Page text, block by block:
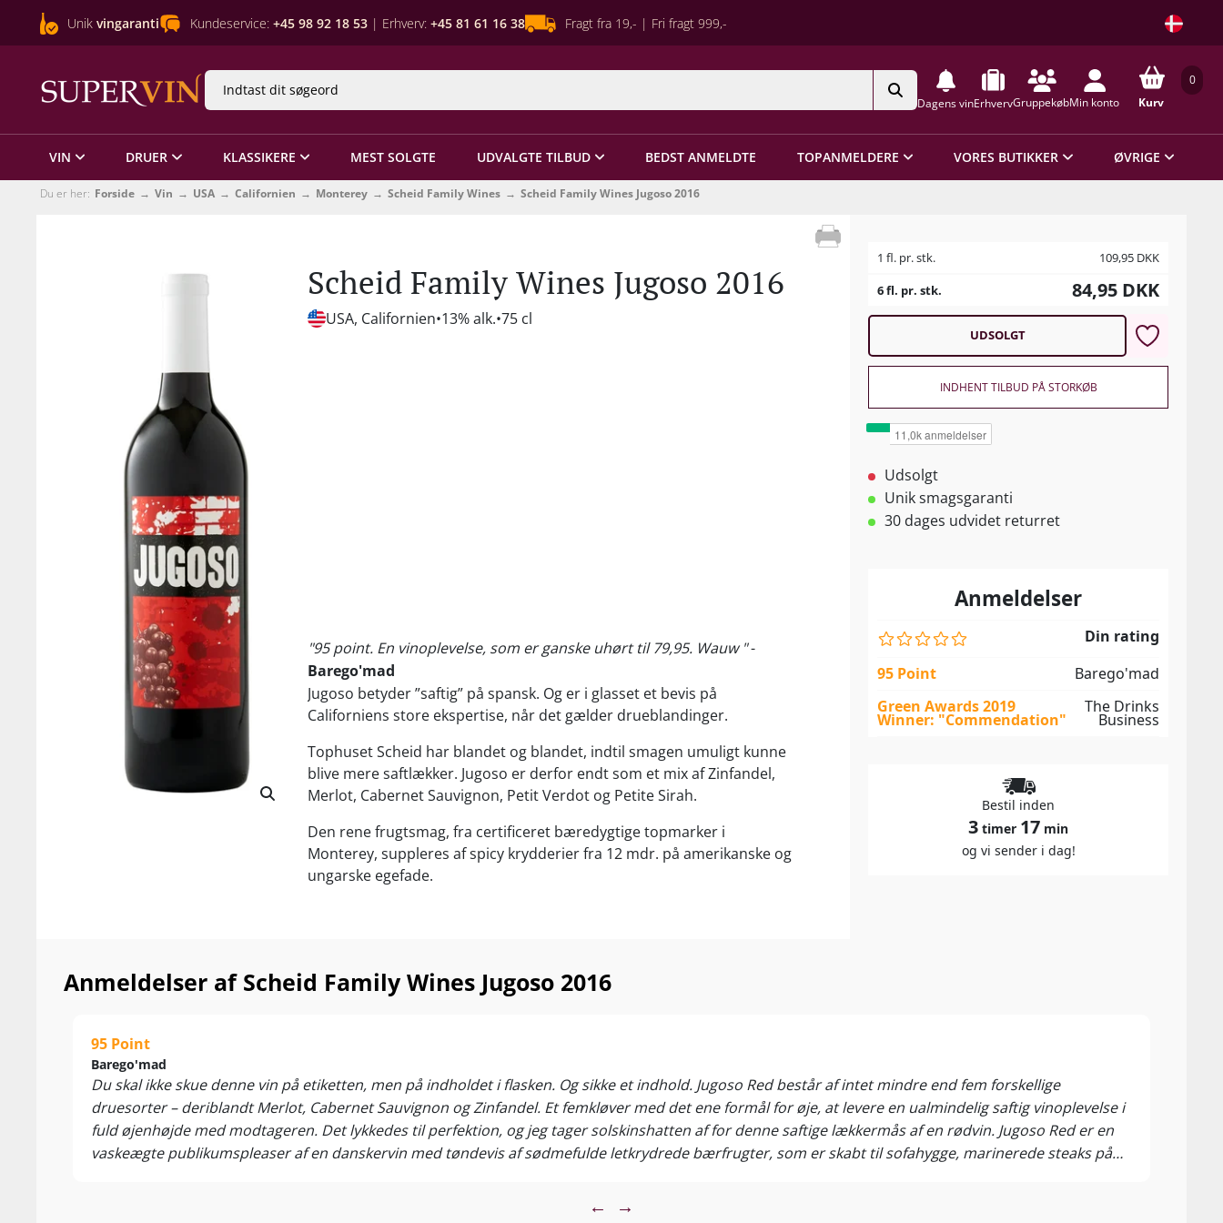
Unik vingaranti Kundeservice: +45 98 92 18 53 | Erhverv: +45 81 61 16 38 Fragt fra 19,- | Fri fragt 999,-
Dagens vinErhvervGruppekøbMin konto
0
Kurv
VIN DRUER KLASSIKERE MEST SOLGTE UDVALGTE TILBUD BEDST ANMELDTE TOPANMELDERE VORES BUTIKKER ØVRIGE
Du er her: Forside Vin USA Californien Monterey Scheid Family Wines Scheid Family Wines Jugoso 2016
Scheid Family Wines Jugoso 2016
USA, Californien 13% alk. 75 cl
"95 point. En vinoplevelse, som er ganske uhørt til 79,95. Wauw "-
Barego'mad
Jugoso betyder ”saftig” på spansk. Og er i glasset et bevis på
Californiens store ekspertise, når det gælder drueblandinger.
Tophuset Scheid har blandet og blandet, indtil smagen umuligt kunne
blive mere saftlækker. Jugoso er derfor endt som et mix af Zinfandel,
Merlot, Cabernet Sauvignon, Petit Verdot og Petite Sirah.
Den rene frugtsmag, fra certificeret bæredygtige topmarker i
Monterey, suppleres af spicy krydderier fra 12 mdr. på amerikanske og
ungarske egefade.
Nyd den som hyggeglas med familie og venner – eller til steaks,
der er eneste californiske distrikt på Wine Enthusiasts TOP 10 over
verdens bedste vinddestinationer. Når det gælder value-for-money er
Monterey flere banelængder foran berømte Napa Valley, Sonoma og
Paso Robles!
Californiens absolutte cool climate hotspot - og eneste amerikanske
1 fl. pr. stk. 109,95 DKK
6 fl. pr. stk.
84,95 DKK
UDSOLGT
INDHENT TILBUD PÅ STORKØB
Udsolgt
Unik smagsgaranti
30 dages udvidet returret
Anmeldelser
Din rating
95 Point
Barego'mad
Green Awards 2019
Winner: "Commendation"
The Drinks
Business
Bestil inden
3 timer 17 min
og vi sender i dag!
Anmeldelser af Scheid Family Wines Jugoso 2016
95 Point
Barego'mad
Du skal ikke skue denne vin på etiketten, men på indholdet i flasken. Og sikke et indhold. Jugoso Red består af intet mindre end fem forskellige
druesorter – deriblandt Merlot, Cabernet Sauvignon og Zinfandel. Et femkløver med det ene formål for øje, at levere en ualmindelig saftig vinoplevelse i
fuld øjenhøjde med modtageren. Det lykkedes til perfektion, og jeg tager solskinshatten af for denne saftige lækkermås af en rødvin. Jugoso Red er en
vaskeægte publikumspleaser af en danskervin med tøndevis af sødmefulde letkrydrede bærfrugter, som er skabt til sofahygge, marinerede steaks på
← →